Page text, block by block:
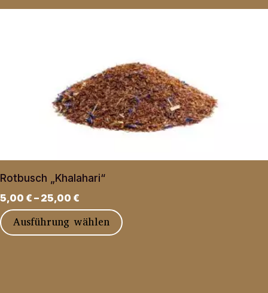
Rotbusch „Khalahari“
5,00 € – 25,00 €
Ausführung wählen
Dieses